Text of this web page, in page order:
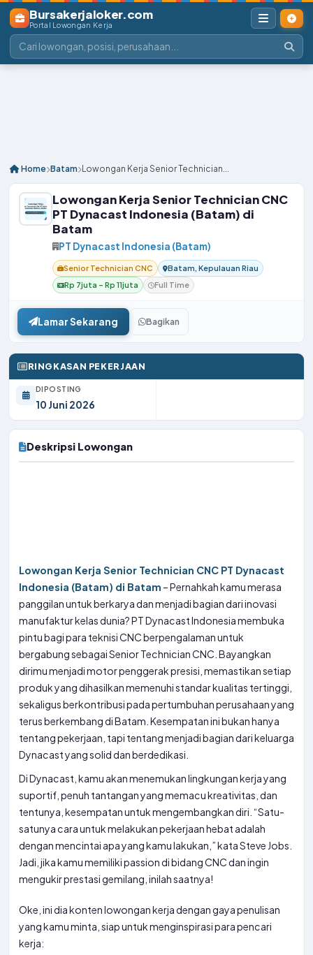
Bursakerjaloker.com
Portal Lowongan Kerja
Home Batam Lowongan Kerja Senior Technician...
Lowongan Kerja Senior Technician CNC
PT Dynacast Indonesia (Batam) di
Batam
PT Dynacast Indonesia (Batam)
Senior Technician CNC
Batam, Kepulauan Riau
Rp 7juta – Rp 11juta
Full Time
Lamar Sekarang Bagikan
RINGKASAN PEKERJAAN
DIPOSTING
10 Juni 2026
Deskripsi Lowongan
Lowongan Kerja Senior Technician CNC PT Dynacast
Indonesia (Batam) di Batam – Pernahkah kamu merasa
panggilan untuk berkarya dan menjadi bagian dari inovasi
manufaktur kelas dunia? PT Dynacast Indonesia membuka
pintu bagi para teknisi CNC berpengalaman untuk
bergabung sebagai Senior Technician CNC. Bayangkan
dirimu menjadi motor penggerak presisi, memastikan setiap
produk yang dihasilkan memenuhi standar kualitas tertinggi,
sekaligus berkontribusi pada pertumbuhan perusahaan yang
terus berkembang di Batam. Kesempatan ini bukan hanya
tentang pekerjaan, tapi tentang menjadi bagian dari keluarga
Dynacast yang solid dan berdedikasi.
Di Dynacast, kamu akan menemukan lingkungan kerja yang
suportif, penuh tantangan yang memacu kreativitas, dan
tentunya, kesempatan untuk mengembangkan diri. “Satu-
satunya cara untuk melakukan pekerjaan hebat adalah
dengan mencintai apa yang kamu lakukan,” kata Steve Jobs.
Jadi, jika kamu memiliki passion di bidang CNC dan ingin
mengukir prestasi gemilang, inilah saatnya!
Oke, ini dia konten lowongan kerja dengan gaya penulisan
yang kamu minta, siap untuk menginspirasi para pencari
kerja: